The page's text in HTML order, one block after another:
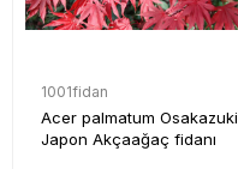
1001fidan
Acer palmatum Osakazuki
Japon Akçaağaç fidanı